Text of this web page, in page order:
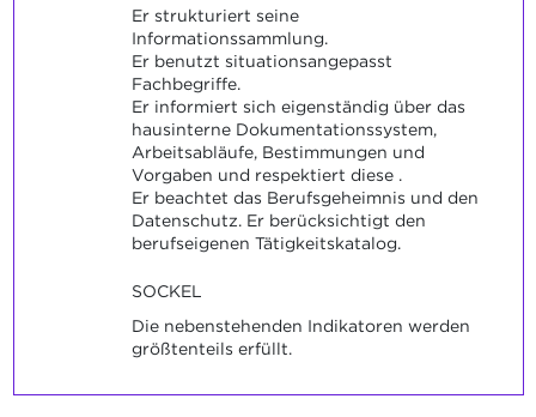
Er strukturiert seine
Informationssammlung.
Er benutzt situationsangepasst
Fachbegriffe.
Er informiert sich eigenständig über das
hausinterne Dokumentationssystem,
Arbeitsabläufe, Bestimmungen und
Vorgaben und respektiert diese .
Er beachtet das Berufsgeheimnis und den
Datenschutz. Er berücksichtigt den
berufseigenen Tätigkeitskatalog.
SOCKEL
Die nebenstehenden Indikatoren werden
größtenteils erfüllt.